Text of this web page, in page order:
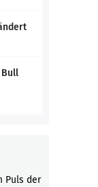
Bull
Puls der